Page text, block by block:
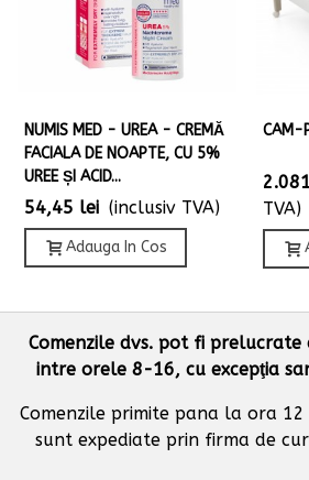
NUMIS MED - UREA - CREMĂ
FACIALA DE NOAPTE, CU 5%
UREE ȘI ACID...
54,45 lei (inclusiv TVA)
Adauga In Cos
CAM-
TVA)
Comenzile dvs. pot fi prelucrate
intre orele 8-16, cu excepţia
Comenzile primite pana la ora
sunt expediate prin firma de